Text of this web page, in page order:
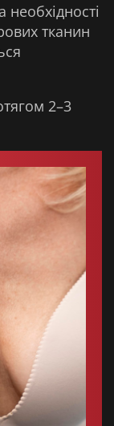
необхідності
тканин
2–3